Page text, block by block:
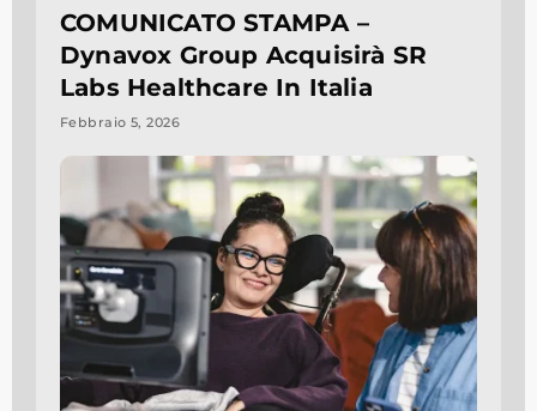
COMUNICATO STAMPA –
Dynavox Group Acquisirà SR
Labs Healthcare In Italia
Febbraio 5, 2026